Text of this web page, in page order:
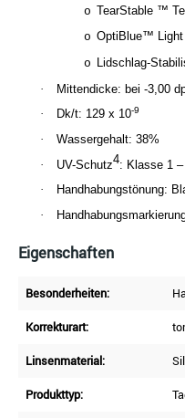
o TearStable ™
o OptiBlue™ Light
o
Lidschlag-
·
Mittendicke: bei -3,00
·
Dk/t: 129 x 10-9
·
Wassergehalt: 38%
·
UV-Schutz4: Klasse 1
·
Handhabungstönung:
·
Eigenschaften
Besonderheiten:
Korrekturart:
Linsenmaterial:
Produkttyp: